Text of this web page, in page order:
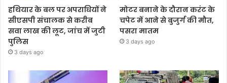
हथियार के बल पर अपराधियों ने
सीएसपी संचालक से करीब
सवा लाख की लूट, जांच में जुटी
पुलिस
3 days ago
मोटर बनाने के दौरान करंट के
चपेट में आने से बुजुर्ग की मौत,
पसरा मातम
3 days ago